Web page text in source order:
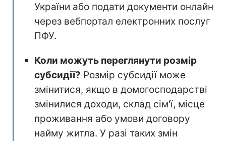
України або подати документи онлайн
через вебпортал електронних послуг
ПФУ.
Коли можуть переглянути розмір
субсидії? Розмір субсидії може
змінитися, якщо в домогосподарстві
змінилися доходи, склад сім'ї, місце
проживання або умови договору
найму житла. У разі таких змін